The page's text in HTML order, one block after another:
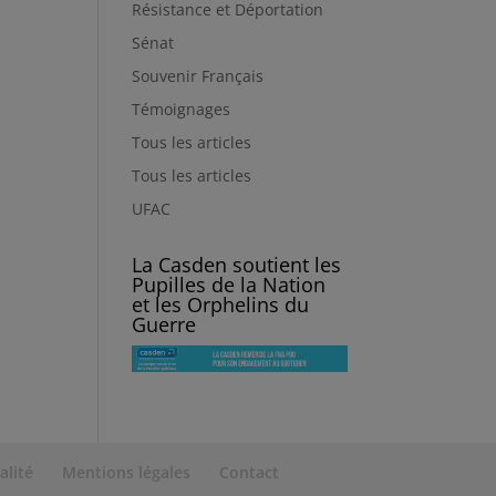
Résistance et Déportation
Sénat
Souvenir Français
Témoignages
Tous les articles
Tous les articles
UFAC
La Casden soutient les
Pupilles de la Nation
et les Orphelins du
Guerre
Mentions légales Contact